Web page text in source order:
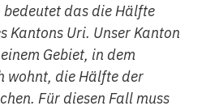
das die Hälfte
Kantons Uri. Unser Kanton
Gebiet, in dem
wohnt, die Hälfte der
Für diesen Fall muss